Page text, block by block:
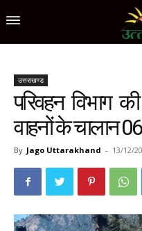
उत्तराखण्ड
परिवहन विभाग
वाहनों के चालान
By Jago Uttarakhand - 13/12/